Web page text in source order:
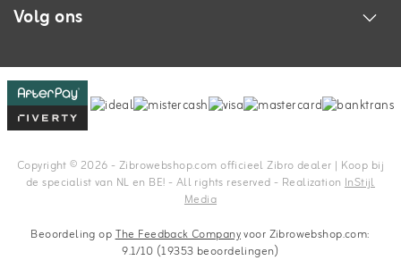
Volg ons
Copyright © 2026 - Zibrowebshop.com officieel Zibro dealer | Koop bij
de specialist van NL en BE! - All rights reserved - Realization InStijl
Media
Beoordeling opThe Feedback Companyvoor Zibrowebshop.com:
9.1/10 (19353 beoordelingen)